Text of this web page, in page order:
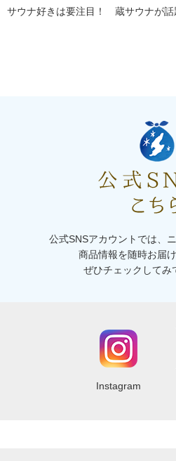
サウナ好きは要注目！ 蔵サウナが話
公式SNSアカウントでは、
商品情報を随時お届
ぜひチェックしてみ
Instagram